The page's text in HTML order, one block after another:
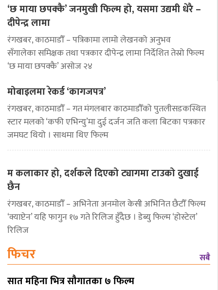
‘छ माया छपक्कै’ जनमुखी फिल्म हो, यसमा उद्यमी धेरै –
दीपेन्द्र लामा
रंगखबर, काठमाडौँ – पत्रिकामा लामो लेखनको अनुभव
सँगालेका समिक्षक तथा पत्रकार दीपेन्द्र लामा निर्देशित तेस्रो फिल्म
‘छ माया छपक्कै’ असोज २४
मोबाइलमा रेकर्ड ‘कागजपत्र’
रंगखबर, काठमाडौँ – गत मंगलबार काठमाडौँको पुतलीसडकस्थित
स्टार मलको ‘कफी एभिन्यु’मा दुई दर्जन जति कला बिटका पत्रकार
जमघट थियो । साथमा थिए फिल्म
म कलाकार हो, दर्शकले दिएको ट्यागमा टाउको दुखाई
छैन
रंगखबर, काठमाडौँ – अभिनेता अनमोल केसी अभिनित छैटौँ फिल्म
‘क्याप्टेन’ यहि फागुन १७ गते रिलिज हुँदैछ । डेब्यु फिल्म ‘होस्टेल’
रिलिज
फिचर सबै
सात महिना भित्र सौगातका ७ फिल्म